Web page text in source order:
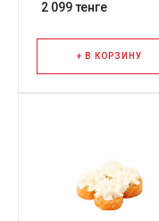
2 099 тенге
+ В КОРЗИНУ